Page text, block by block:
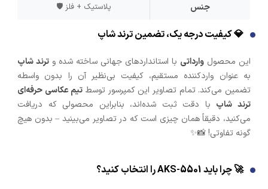
جنس پلاستیک + فلز 🛡️
💎 کیفیت درجه یک، تضمین ترند شاپ
این محصولوارداتی با استانداردهای جهانی ساخته شده و ترند شاپ
به عنوان واردکننده مستقیم، کیفیت بی‌نظیر آن را بدون واسطه
تضمین می‌کند. تمام تصاویر این کمپرسور توسط تیم عکاسی حرفه‌ای
ترند شاپ با دقت ثبت شده‌اند، بنابراین محصولی که دریافت
می‌کنید، دقیقاً همان چیزی است که در تصاویر می‌بینید – بدون هیچ
گونه تفاوتی! 📸✨
🚀 چرا باید AKS-5501 را انتخاب کنید؟